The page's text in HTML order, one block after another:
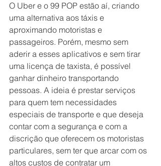
O Uber e o 99 POP estão aí, criando
uma alternativa aos táxis e
aproximando motoristas e
passageiros. Porém, mesmo sem
aderir a esses aplicativos e sem tirar
uma licença de taxista, é possível
ganhar dinheiro transportando
pessoas. A ideia é prestar serviços
para quem tem necessidades
especiais de transporte e que deseja
contar com a segurança e com a
discrição que oferecem os motoristas
particulares, sem ter que arcar com os
altos custos de contratar um